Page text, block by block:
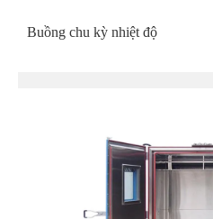
Buồng chu kỳ nhiệt độ